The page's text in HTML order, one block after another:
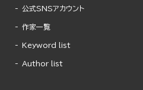
公式SNSアカウント
作家一覧
Keyword list
Author list